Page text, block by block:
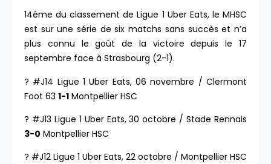
14ème du classement de Ligue 1 Uber Eats, le MHSC
est sur une série de six matchs sans succès et n’a
plus connu le goût de la victoire depuis le 17
septembre face à Strasbourg (2-1).
? #J14 Ligue 1 Uber Eats, 06 novembre / Clermont
Foot 63 1-1 Montpellier HSC
? #J13 Ligue 1 Uber Eats, 30 octobre / Stade Rennais
3-0 Montpellier HSC
? #J12 Ligue 1 Uber Eats, 22 octobre / Montpellier HSC